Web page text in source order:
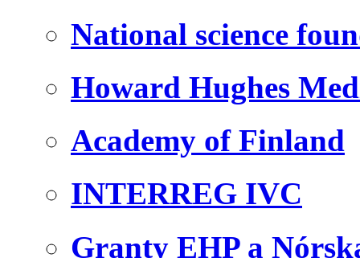
National science
Howard Hughes
Academy of Finland
INTERREG IVC
Granty EHP a